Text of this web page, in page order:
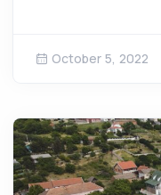
October 5, 2022